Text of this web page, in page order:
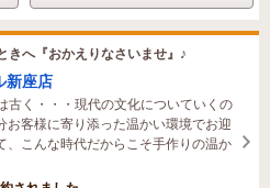
きへ『おかえりなさいませ』♪
新座店
古く・・・現代の文化についていくの
お客様に寄り添った温かい環境でお迎
、こんな時代だからこそ手作りの温か